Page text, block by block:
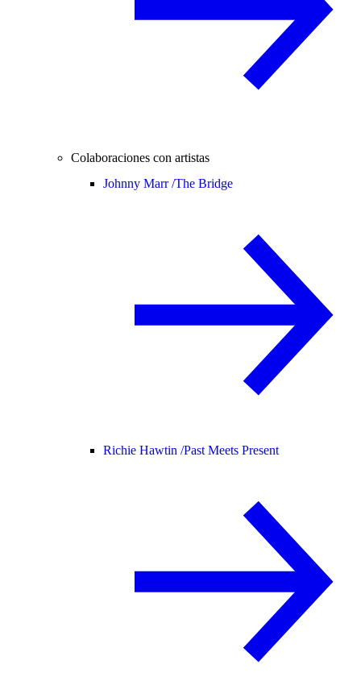
Colaboraciones con artistas
Johnny Marr /The Bridge
Richie Hawtin /Past Meets Present